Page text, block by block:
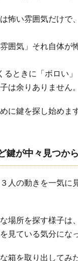
怖い雰囲気だけで
囲気」それ自体が
るときに「ボロい
は余りありません。
に鍵を探し始めま
鍵が中々見つか
人の動きを一気に
場所を探す様子は
見ている気分にな
箱を取り出してみ